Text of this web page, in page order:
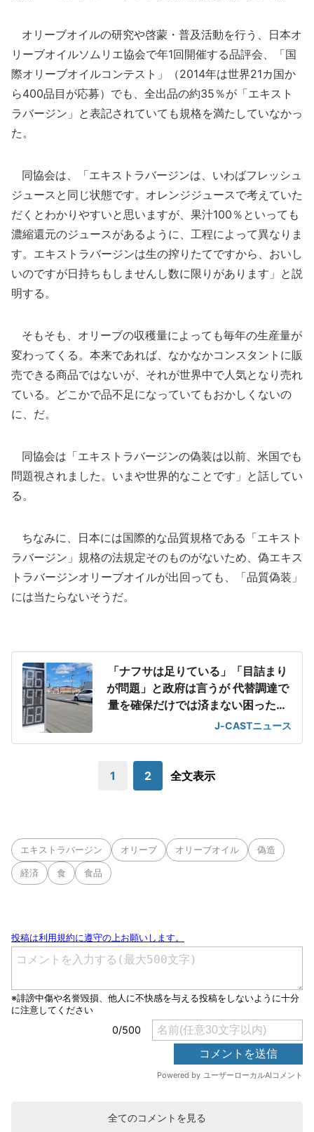
オリーブオイルの研究や啓蒙・普及活動を行う、日本オ
リーブオイルソムリエ協会で年1回開催する品評会、「国
際オリーブオイルコンテスト」（2014年は世界21カ国か
ら400品目が応募）でも、全出品の約35％が「エキスト
ラバージン」と表記されていても規格を満たしていなかっ
た。
同協会は、「エキストラバージンは、いわばフレッシュ
ジュースと同じ状態です。オレンジジュースで考えていた
だくとわかりやすいと思いますが、果汁100％といっても
濃縮還元のジュースがあるように、工程によって異なりま
す。エキストラバージンは生の搾りたてですから、おいし
いのですが日持ちもしませんし数に限りがあります」と説
明する。
そもそも、オリーブの収穫量によっても毎年の生産量が
変わってくる。本来であれば、なかなかコンスタントに販
売できる商品ではないが、それが世界中で人気となり売れ
ている。どこかで品不足になっていてもおかしくないの
に、だ。
同協会は「エキストラバージンの偽装は以前、米国でも
問題視されました。いまや世界的なことです」と話してい
る。
ちなみに、日本には国際的な品質規格である「エキスト
ラバージン」規格の法規定そのものがないため、偽エキス
トラバージンオリーブオイルが出回っても、「品質偽装」
には当たらないそうだ。
「ナフサは足りている」「目詰まり
が問題」と政府は言うが 代替調達で
量を確保だけでは済まない困った事
J-CASTニュース
1 2 全文表示
エキストラバージン オリーブ オリーブオイル 偽造
経済 食 食品
全てのコメントを見る